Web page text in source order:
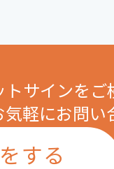
トサインをご
気軽にお問い
する